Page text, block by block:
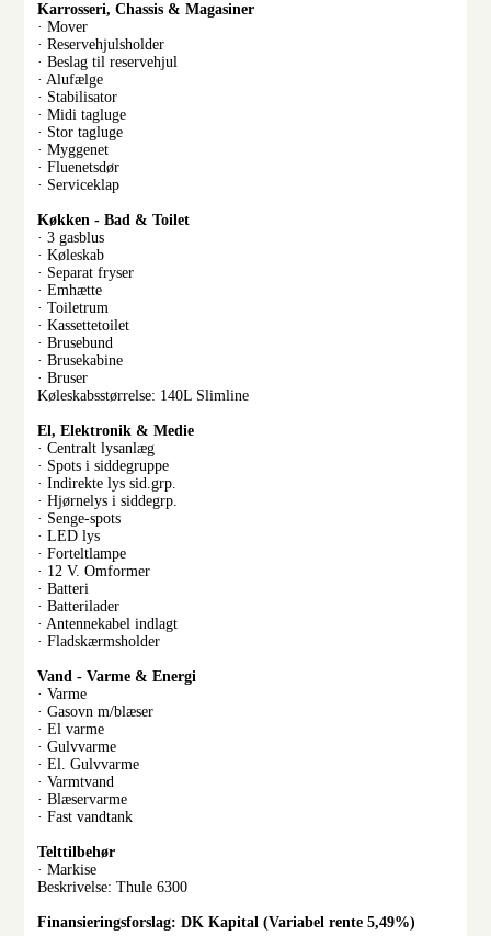
Karrosseri, Chassis & Magasiner
· Mover
· Reservehjulsholder
· Beslag til reservehjul
· Alufælge
· Stabilisator
· Midi tagluge
· Stor tagluge
· Myggenet
· Fluenetsdør
· Serviceklap
Køkken - Bad & Toilet
· 3 gasblus
· Køleskab
· Separat fryser
· Emhætte
· Toiletrum
· Kassettetoilet
· Brusebund
· Brusekabine
· Bruser
Køleskabsstørrelse: 140L Slimline
El, Elektronik & Medie
· Centralt lysanlæg
· Spots i siddegruppe
· Indirekte lys sid.grp.
· Hjørnelys i siddegrp.
· Senge-spots
· LED lys
· Forteltlampe
· 12 V. Omformer
· Batteri
· Batterilader
· Antennekabel indlagt
· Fladskærmsholder
Vand - Varme & Energi
· Varme
· Gasovn m/blæser
· El varme
· Gulvvarme
· El. Gulvvarme
· Varmtvand
· Blæservarme
· Fast vandtank
Telttilbehør
· Markise
Beskrivelse: Thule 6300
Finansieringsforslag: DK Kapital (Variabel rente 5,49%)